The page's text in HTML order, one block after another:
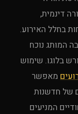
דינמית,
בחלל האירוע.
המותג נוכח
בלוגו. שימוש
מאפשר
של חדשנות
המניעים